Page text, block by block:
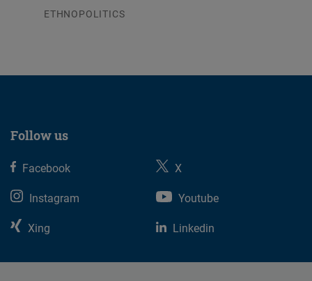
ETHNOPOLITICS
Follow us
Facebook
X
Instagram
Youtube
Xing
Linkedin